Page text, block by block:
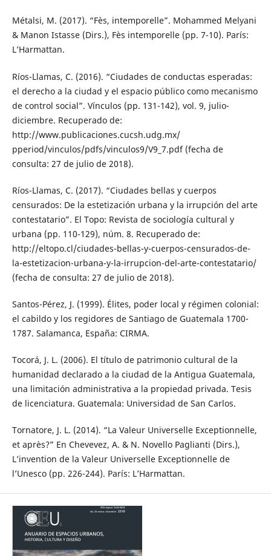
Métalsi, M. (2017). “Fès, intemporelle”. Mohammed Melyani
& Manon Istasse (Dirs.), Fès intemporelle (pp. 7-10). París:
L’Harmattan.
Ríos-Llamas, C. (2016). “Ciudades de conductas esperadas:
el derecho a la ciudad y el espacio público como mecanismo
de control social”. Vínculos (pp. 131-142), vol. 9, julio-
diciembre. Recuperado de:
http://www.publicaciones.cucsh.udg.mx/
pperiod/vinculos/pdfs/vinculos9/V9_7.pdf (fecha de
consulta: 27 de julio de 2018).
Ríos-Llamas, C. (2017). “Ciudades bellas y cuerpos
censurados: De la estetización urbana y la irrupción del arte
contestatario”. El Topo: Revista de sociología cultural y
urbana (pp. 110-129), núm. 8. Recuperado de:
http://eltopo.cl/ciudades-bellas-y-cuerpos-censurados-de-
la-estetizacion-urbana-y-la-irrupcion-del-arte-contestatario/
(fecha de consulta: 27 de julio de 2018).
Santos-Pérez, J. (1999). Élites, poder local y régimen colonial:
el cabildo y los regidores de Santiago de Guatemala 1700-
1787. Salamanca, España: CIRMA.
Tocorá, J. L. (2006). El título de patrimonio cultural de la
humanidad declarado a la ciudad de la Antigua Guatemala,
una limitación administrativa a la propiedad privada. Tesis
de licenciatura. Guatemala: Universidad de San Carlos.
Tornatore, J. L. (2014). “La Valeur Universelle Exceptionnelle,
et après?” En Chevevez, A. & N. Novello Paglianti (Dirs.),
L’invention de la Valeur Universelle Exceptionnelle de
l’Unesco (pp. 226-244). París: L’Harmattan.